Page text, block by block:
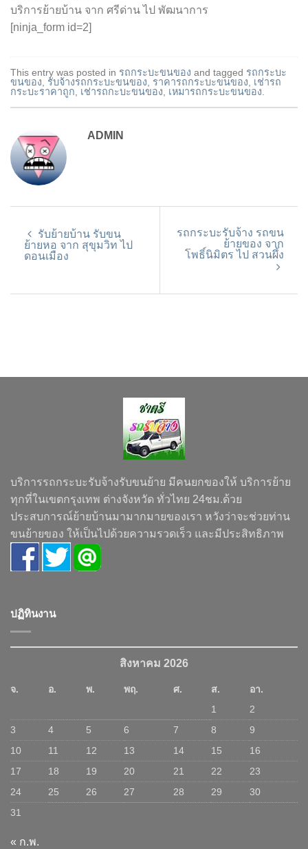
บริการย้ายบ้าน จาก ศรีด่าน ไป พัฒนาการ
[ninja_form id=2]
This entry was posted in รถกระบะขนของ and tagged รถกระบะ
ขนของ, รับจ้างรถกระบะขนของ, ราคารถกระบะขนของ, เช่ารถ
กระบะราคาถูก, เช่ารถกะบะขนของ, เหมารถกระบะขนของ.
ADMIN
รับย้ายบ้าน รับขน
ย้ายหอ จาก สุขุมวิท ไป
ดอนเมือง
รถกระบะรับจ้าง รถขน
ย้ายของ จาก
โพธิ์นิมิตร ไป สวนผึ้ง
บริการรถกระบะรับจ้างรับขนย้าย มีคนยกของให้ บริการย้าย
ทุกที่ในเขตกรุงเทพ ต่างจังหวัด ทั่วไทย 24ชม.ด้วย
ประสบการณ์ย้ายบ้านมามากมายของเรา หวังว่าจะช่วยท่าน
ขนย้ายของ ให้เป็นไปด้วยความรวดเร็ว และมีประสิทธิภาพ
ปฏิทินงาน
สิงหาคม 2026
จ. อ. พ. พฤ. ศ. ส.
อา.
1
2
3
4 5 6 7 8
9
10
11 12 13 14 15
16
17
18 19 20 21 22
23
24
25 26 27 28 29
30
31
« ก.พ.